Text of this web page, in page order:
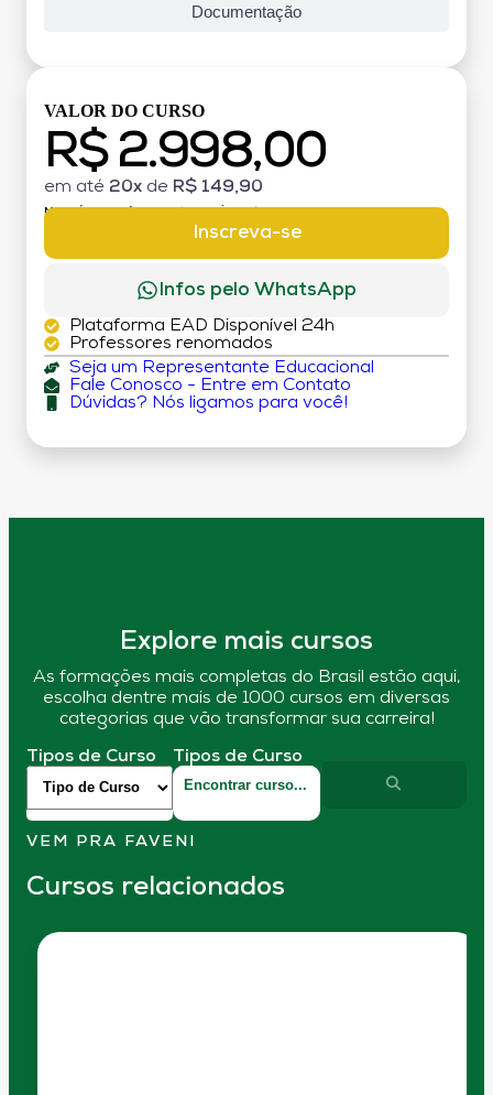
Documentação
VALOR DO CURSO
R$ 2.998,00
em até 20x de R$ 149,90
MATRÍCULA:
Inscreva-se
Infos pelo WhatsApp
Plataforma EAD Disponível 24h
Professores renomados
Seja um Representante Educacional
Fale Conosco - Entre em Contato
Dúvidas? Nós ligamos para você!
Explore mais cursos
As formações mais completas do Brasil estão aqui,
escolha dentre mais de 1000 cursos em diversas
categorias que vão transformar sua carreira!
Tipos de Curso Tipos de Curso
VEM PRA FAVENI
Cursos relacionados